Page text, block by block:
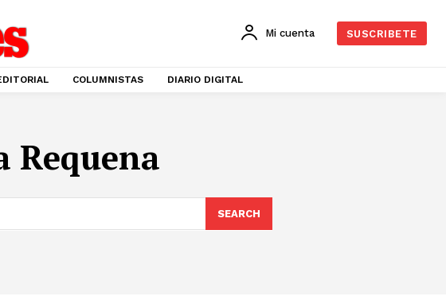
Mi cuenta SUSCRIBETE
COLUMNISTAS DIARIO DIGITAL
Requena
SEARCH